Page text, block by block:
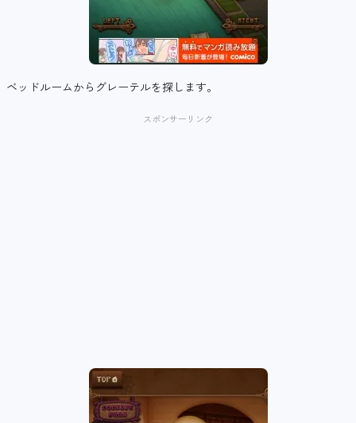
ベッドルームからグレーテルを探します。
スポンサーリンク